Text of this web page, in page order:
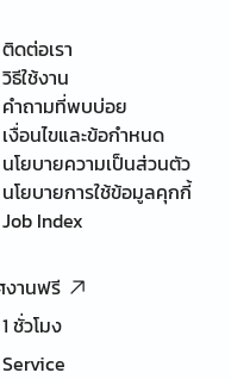
ติดต่อเรา
วิธีใช้งาน
คำถามที่พบบ่อย
เงื่อนไขและข้อกำหนด
นโยบายความเป็นส่วนตัว
นโยบายการใช้ข้อมูลคุกกี้
Job Index
งานฟรี
ชั่วโมง